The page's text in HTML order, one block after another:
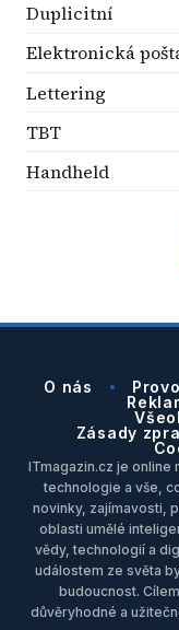
Duplicitní
Elektronická
Lettering
TBT
Handheld
O nás
Zásady
ITmagazin.cz je online
technologie a vše,
novinky, zajímavosti,
oblasti umělé
vědy, technologií a
událostem ze světa
budoucnost.
důvěryhodné a